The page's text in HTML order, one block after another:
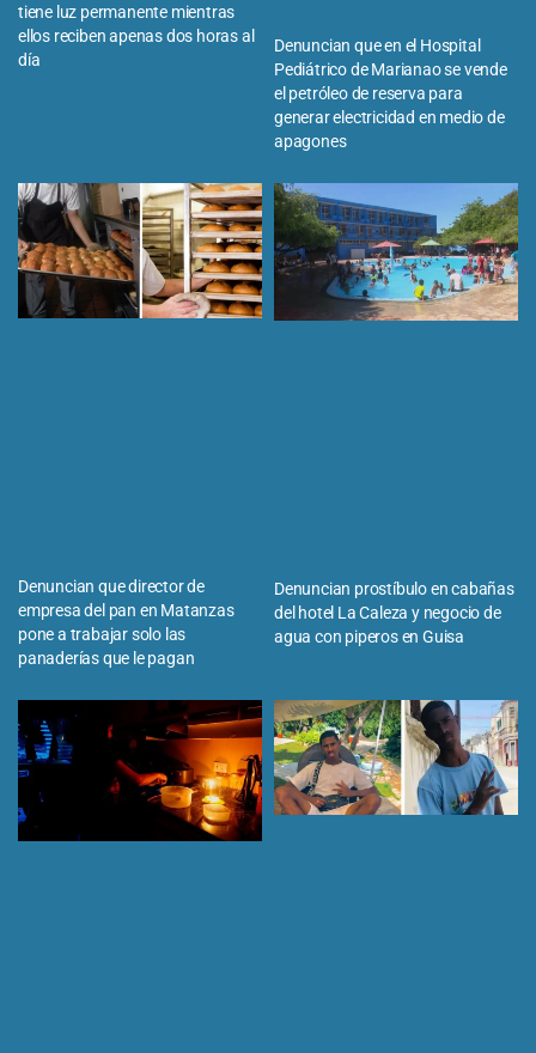
tiene luz permanente mientras
ellos reciben apenas dos horas al
día
Denuncian que en el Hospital
Pediátrico de Marianao se vende
el petróleo de reserva para
generar electricidad en medio de
apagones
Denuncian que director de
empresa del pan en Matanzas
pone a trabajar solo las
panaderías que le pagan
Denuncian prostíbulo en cabañas
del hotel La Caleza y negocio de
agua con piperos en Guisa